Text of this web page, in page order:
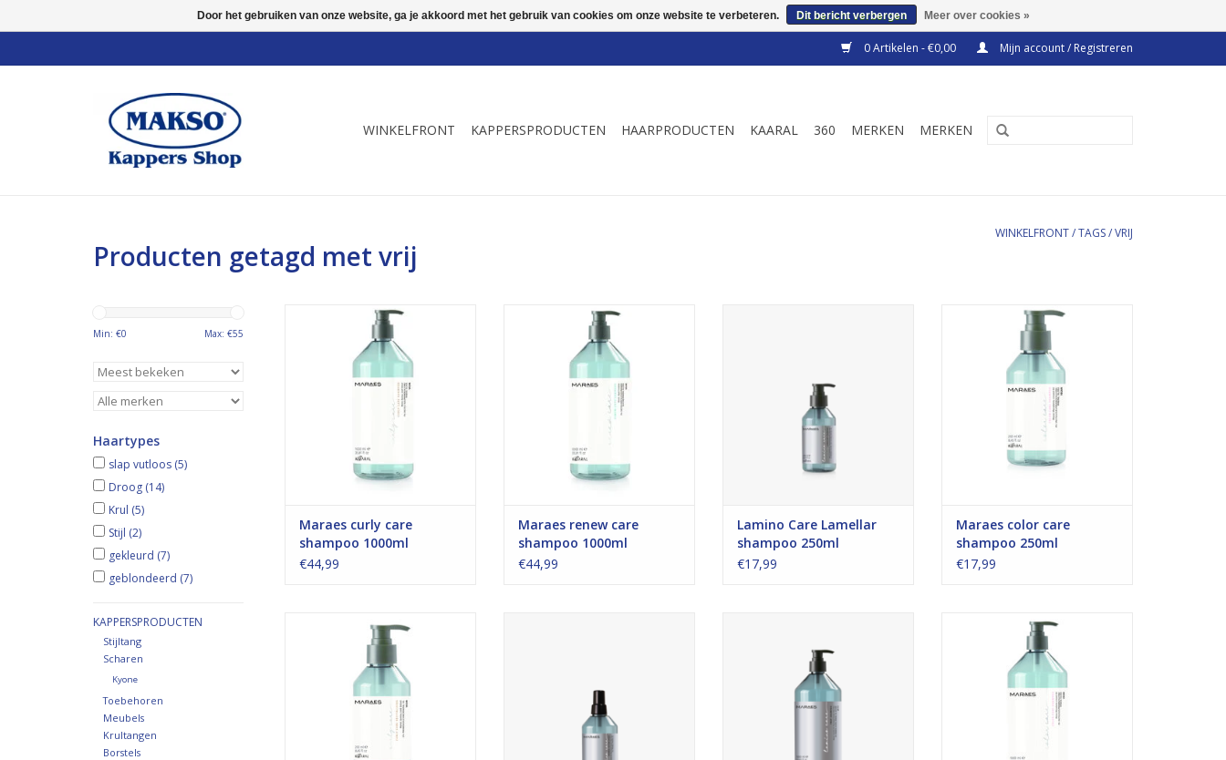
0 Artikelen - €0,00 Mijn account / Registreren
WINKELFRONT KAPPERSPRODUCTEN HAARPRODUCTEN KAARAL 360 MERKEN MERKEN
Producten getagd met vrij
WINKELFRONT/TAGS/VRIJ
Min: €0 Max: €55
Haartypes
slap vutloos (5)
Droog (14)
Krul (5)
Stijl (2)
gekleurd (7)
geblondeerd (7)
KAPPERSPRODUCTEN
Stijltang
Scharen
Kyone
Toebehoren
Meubels
Krultangen
Borstels
Maraes curly care shampoo
1000ml Mild reinigende
shampoo voor gepermanent of
natuurlijk krullend haar.
TOEVOEGEN AAN WINKELWAGEN
Maraes curly care
shampoo 1000ml
€44,99
Een herstellende shampoo voor
beschadigd futloos haar.
TOEVOEGEN AAN WINKELWAGEN
Maraes renew care
shampoo 1000ml
€44,99
Lamino Care Lamellar
shampoo 250ml
€17,99
Mild reinigende shampoo verrijkt
met Monoi olie, macadamia en
lijnzaad. Voor kleur behoudt.
Bevat geen zouten, SLS, SLES,
Parabenen, Siliconen, mineraal
olie of DEA.
TOEVOEGEN AAN WINKELWAGEN
Maraes color care
shampoo 250ml
€17,99
Krul revitaliserende vloeistof
TOEVOEGEN AAN WINKELWAGEN
1000ml Diep reinigende
shampoo
STAP 1
TOEVOEGEN AAN WINKELWAGEN
Mild reinigende shampoo verrijkt
met Monoi olie, macadamia en
lijnzaad. Voor kleur behoudt.
Bevat geen zouten, SLS, SLES,
Parabenen, Siliconen, mineraal
olie of DEA.
TOEVOEGEN AAN WINKELWAGEN
Door het gebruiken van onze website, ga je akkoord met het gebruik van cookies om onze website te verbeteren. Dit bericht verbergen Meer over cookies »